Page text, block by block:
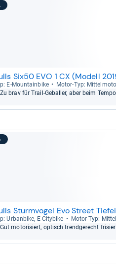
Six50 EVO 1 CX (Modell
E-​Moun­tain­bike Motor-​Typ:
Zu brav für Trail-​Gebal­ler, aber beim
Sturmvogel Evo Street
Urban­bike, E-​City­bike Motor-​Typ:
Gut moto­ri­siert, optisch trend­ge­recht